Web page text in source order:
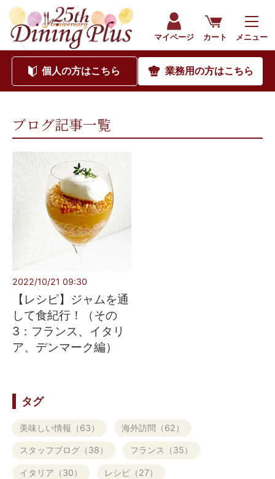
マイページ カート メニュー
個人の方はこちら 業務用の方はこちら
ブログ記事一覧
2022/10/21 09:30
【レシピ】ジャムを通
して食紀行！（その
3：フランス、イタリ
ア、デンマーク編）
タグ
美味しい情報（63） 海外訪問（62）
スタッフブログ（38） フランス（35）
イタリア（30） レシピ（27）